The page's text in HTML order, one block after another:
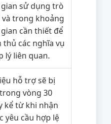
sử dụng trò
và trong khoảng
cần thiết để
thủ các nghĩa vụ
lý liên quan.
hỗ trợ sẽ bị
vòng 30
kể từ khi nhận
yêu cầu hợp lệ